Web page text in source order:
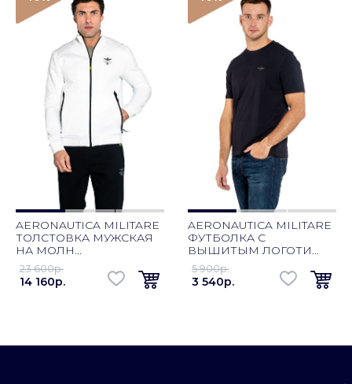
AERONAUTICA MILITARE
ТОЛСТОВКА МУЖСКАЯ
НА МОЛН...
23 600p.
14 160p.
AERONAUTICA MILITARE
ФУТБОЛКА С
ВЫШИТЫМ ЛОГОТИ...
5 900p.
3 540p.